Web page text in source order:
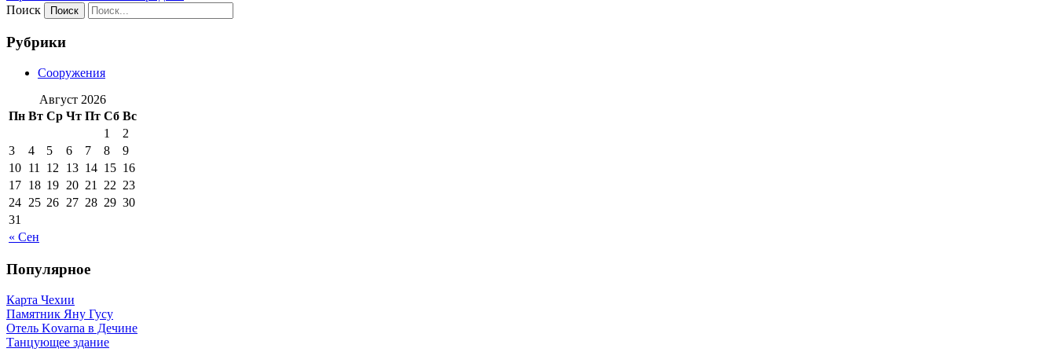
Поиск
Рубрики
Сооружения
Август 2026
Пн Вт Ср Чт Пт Сб Вс
« Сен
1
2
3
4 5 6 7 8
9
10 11 12 13 14 15 16
17 18 19 20 21 22 23
24 25 26 27 28 29 30
31
Популярное
Карта Чехии
Памятник Яну Гусу
Отель Kovarna в Дечине
Танцующее здание